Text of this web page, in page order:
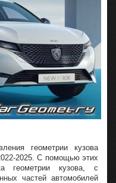
геометрии кузова
2025. С помощью этих
геометрии кузова, с
частей автомобилей